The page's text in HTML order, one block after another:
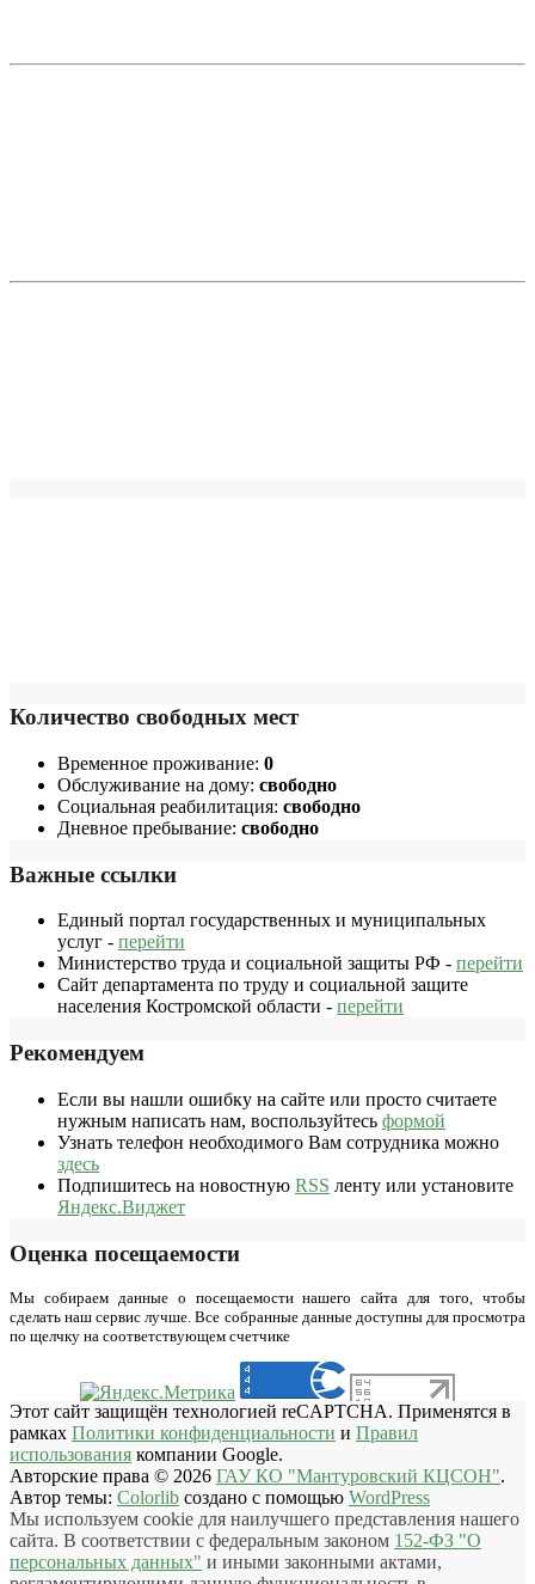
Количество свободных мест
Временное проживание: 0
Обслуживание на дому: свободно
Социальная реабилитация: свободно
Дневное пребывание: свободно
Важные ссылки
Единый портал государственных и муниципальных
услуг - перейти
Министерство труда и социальной защиты РФ - перейти
Сайт департамента по труду и социальной защите
населения Костромской области - перейти
Рекомендуем
Если вы нашли ошибку на сайте или просто считаете
нужным написать нам, воспользуйтесь формой
Узнать телефон необходимого Вам сотрудника можно
здесь
Подпишитесь на новостную RSS ленту или установите
Яндекс.Виджет
Оценка посещаемости
Мы собираем данные о посещаемости нашего сайта для того, чтобы
сделать наш сервис лучше. Все собранные данные доступны для просмотра
по щелчку на соответствующем счетчике
Этот сайт защищён технологией reCAPTCHA. Применятся в
рамках Политики конфиденциальности и Правил
использования компании Google.
Авторские права © 2026 ГАУ КО "Мантуровский КЦСОН".
Автор темы: Colorlib создано с помощью WordPress
Мы используем cookie для наилучшего представления нашего
сайта. В соответствии с федеральным законом 152-ФЗ "О
персональных данных" и иными законными актами,